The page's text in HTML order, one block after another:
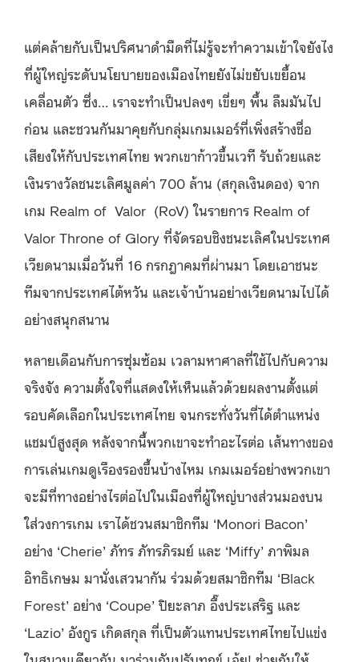
แต่คล้ายกับเป็นปริศนาดำมืดที่ไม่รู้จะทำความเข้าใจยังไง
ที่ผู้ใหญ่ระดับนโยบายของเมืองไทยยังไม่ขยับเขยื้อน
เคลื่อนตัว ซึ่ง… เราจะทำเป็นปลงๆ เขี่ยๆ พื้น ลืมมันไป
ก่อน และชวนกันมาคุยกับกลุ่มเกมเมอร์ที่เพิ่งสร้างชื่อ
เสียงให้กับประเทศไทย พวกเขาก้าวขึ้นเวที รับถ้วยและ
เงินรางวัลชนะเลิศมูลค่า 700 ล้าน (สกุลเงินดอง) จาก
เกม Realm of Valor (RoV) ในรายการ Realm of
Valor Throne of Glory ที่จัดรอบชิงชนะเลิศในประเทศ
เวียดนามเมื่อวันที่ 16 กรกฎาคมที่ผ่านมา โดยเอาชนะ
ทีมจากประเทศไต้หวัน และเจ้าบ้านอย่างเวียดนามไปได้
อย่างสนุกสนาน
หลายเดือนกับการซุ่มซ้อม เวลามหาศาลที่ใช้ไปกับความ
จริงจัง ความตั้งใจที่แสดงให้เห็นแล้วด้วยผลงานตั้งแต่
รอบคัดเลือกในประเทศไทย จนกระทั่งวันที่ได้ตำแหน่ง
แชมป์​สูงสุด หลังจากนี้พวกเขาจะทำอะไรต่อ เส้นทางของ
การเล่นเกมดูเรืองรองขึ้นบ้างไหม เกมเมอร์อย่างพวกเขา
จะมีที่ทางอย่างไรต่อไปในเมืองที่ผู้ใหญ่บางส่วนมองบน
ใส่วงการเกม เราได้ชวนสมาชิกทีม ‘Monori Bacon’
อย่าง ‘Cherie’ ภัทร ภัทรภิรมย์ และ ‘Miffy’ ภาพิมล
อิทธิเกษม มานั่งเสวนากัน ร่วมด้วยสมาชิกทีม ‘Black
Forest’ อย่าง ‘Coupe’ ปิยะลาภ อึ๊งประเสริฐ และ
‘Lazio’ อังกูร เกิดสกุล ที่เป็นตัวแทนประเทศไทยไปแข่ง